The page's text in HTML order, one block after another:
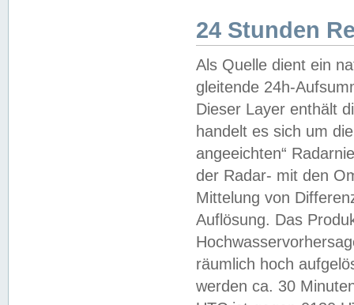
24 Stunden
Als Quelle dient ein
gleitende 24h-
Dieser Layer enthält
handelt es sich um
angeeichten“
der Radar- mit den
Mittelung von
Auflösung. Das
räumlich hoch
werden ca. 30